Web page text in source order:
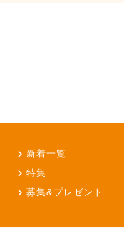
新着一覧
特集
募集&プレゼント